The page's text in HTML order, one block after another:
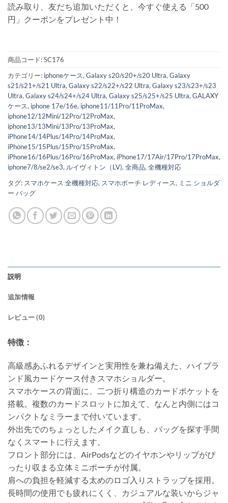
読み取り、友だち追加いただくと、今すぐ使える「500
円」クーポンをプレゼント中！
商品コード:SC176
カテゴリー: iphoneケース, Galaxy s20/s20+/s20 Ultra, Galaxy
s21/s21+/s21 Ultra, Galaxy s22/s22+/s22 Ultra, Galaxy s23/s23+/s23
Ultra, Galaxy s24/s24+/s24 Ultra, Galaxy s25/s25+/s25 Ultra, GALAXY
ケース, iphone 17e/16e, iphone11/11Pro/11ProMax,
iphone12/12Mini/12Pro/12ProMax,
iphone13/13Mini/13Pro/13ProMax,
iPhone14/14Plus/14Pro/14ProMax,
iPhone15/15Plus/15Pro/15ProMax,
iPhone16/16Plus/16Pro/16ProMax, iPhone17/17Air/17Pro/17ProMax,
iphone7/8/se2/se3, ルイヴィトン（LV), 全商品, 全機種対応
タグ: スマホケース 全機種対応, スマホポーチ レディース, ミニ ショルダ
ー バッグ
説明
追加情報
レビュー (0)
特徴：
高級感あふれるデザインと実用性を兼ね備えた、ハイブラ
ンド風カードケース付きスマホショルダー。
スマホケースの背面に、二つ折り構造のカードポケットを
搭載。複数のカードスロットに加えて、なんと内側にはコ
ンパクトなミラーまで付いています。
外出先でのちょっとしたメイク直しも、バッグを探す手間
なくスマートに行えます。
フロント部分には、AirPodsなどのイヤホンやリップがぴ
ったり収まる立体ミニポーチが付属。
肩への負担を軽減する太めのロゴ入りストラップを採用。
長時間の使用でも疲れにくく、カジュアルな装いからジャ